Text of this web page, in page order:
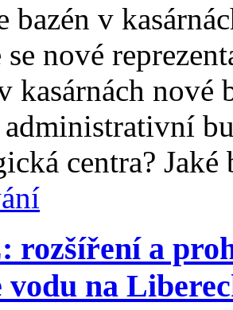
bazén v
se nové
kasárnách
centra?
rozšíření a
vodu na